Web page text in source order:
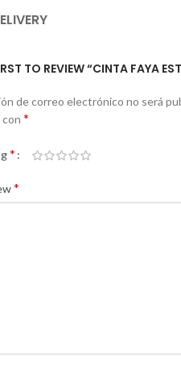
TO REVIEW “CINTA FAYA
de correo electrónico no será
con *
*
*